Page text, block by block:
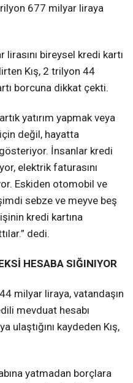
677 milyar liraya
bireysel kredi kartı
Kış, 2 trilyon 44
borcuna dikkat çekti.
yatırım yapmak veya
değil, hayatta
İnsanlar kredi
elektrik faturasını
Eskiden otomobil ve
sebze ve meyve beş
kredi kartına
dedi.
HESABA SIĞINIYOR
milyar liraya, vatandaşın
mevduat hesabı
ulaştığını kaydeden Kış,
yatmadan borçlara